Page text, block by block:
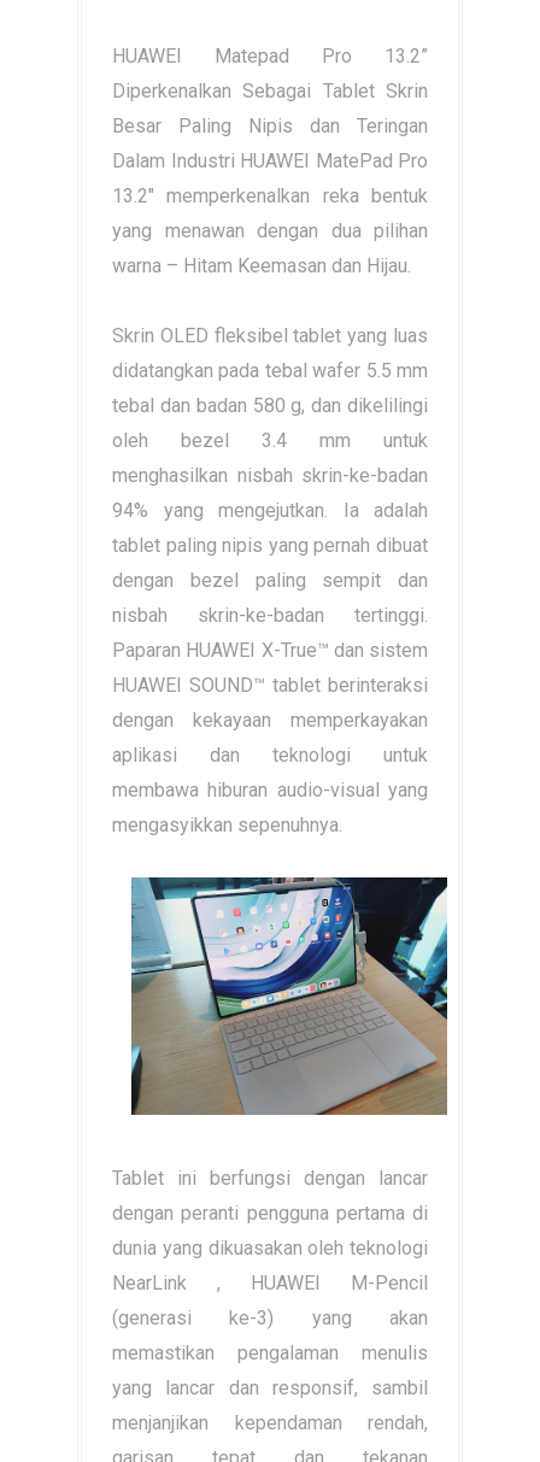
HUAWEI Matepad Pro 13.2”
Diperkenalkan Sebagai Tablet Skrin
Besar Paling Nipis dan Teringan
Dalam Industri HUAWEI MatePad Pro
13.2" memperkenalkan reka bentuk
yang menawan dengan dua pilihan
warna – Hitam Keemasan dan Hijau.
Skrin OLED fleksibel tablet yang luas
didatangkan pada tebal wafer 5.5 mm
tebal dan badan 580 g, dan dikelilingi
oleh bezel 3.4 mm untuk
menghasilkan nisbah skrin-ke-badan
94% yang mengejutkan. Ia adalah
tablet paling nipis yang pernah dibuat
dengan bezel paling sempit dan
nisbah skrin-ke-badan tertinggi.
Paparan HUAWEI X-True™ dan sistem
HUAWEI SOUND™ tablet berinteraksi
dengan kekayaan memperkayakan
aplikasi dan teknologi untuk
membawa hiburan audio-visual yang
mengasyikkan sepenuhnya.
Tablet ini berfungsi dengan lancar
dengan peranti pengguna pertama di
dunia yang dikuasakan oleh teknologi
NearLink , HUAWEI M-Pencil
(generasi ke-3) yang akan
memastikan pengalaman menulis
yang lancar dan responsif, sambil
menjanjikan kependaman rendah,